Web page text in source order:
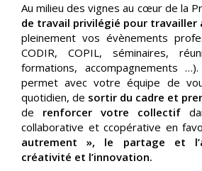
Au milieu des vignes au cœur de la
de travail privilégié pour travailler
pleinement vos évènements
CODIR, COPIL, séminaires,
formations, accompagnements
permet avec votre équipe de
quotidien, de sortir du cadre et
de renforcer votre collectif
collaborative et ccopérative en
autrement », le partage et
créativité et l’innovation.